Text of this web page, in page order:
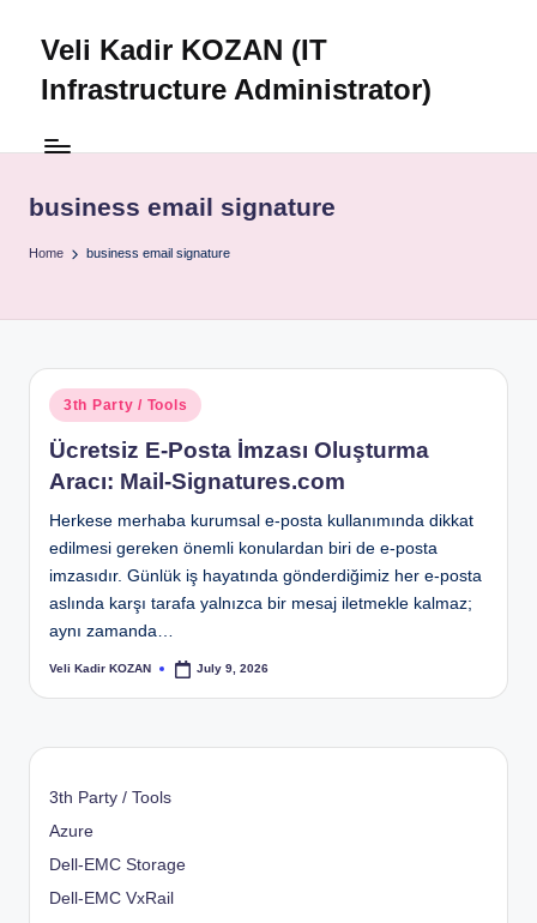
Veli Kadir KOZAN (IT
Infrastructure Administrator)
business email signature
Home business email signature
Posted
in
3th Party / Tools
Ücretsiz E-Posta İmzası Oluşturma
Aracı: Mail-Signatures.com
Herkese merhaba kurumsal e-posta kullanımında dikkat
edilmesi gereken önemli konulardan biri de e-posta
imzasıdır. Günlük iş hayatında gönderdiğimiz her e-posta
aslında karşı tarafa yalnızca bir mesaj iletmekle kalmaz;
aynı zamanda…
Posted
Veli Kadir KOZAN July 9, 2026
3th Party / Tools
Azure
Dell-EMC Storage
Dell-EMC VxRail